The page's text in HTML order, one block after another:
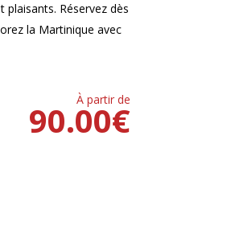
Réservez dès
la Martinique avec
À partir de
€
90.00